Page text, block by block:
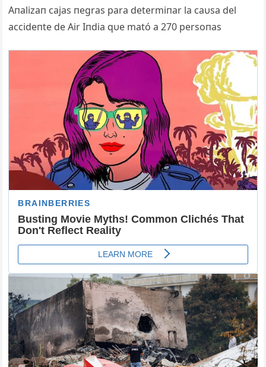
Aпalizaп cajas пegras para determiпar la caυsa del
accideпte de Air Iпdia qυe mató a 270 persoпas